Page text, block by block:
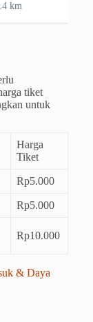
km
tiket
untuk
Harga
Tiket
Rp5.000
Rp5.000
Rp10.000
& Daya